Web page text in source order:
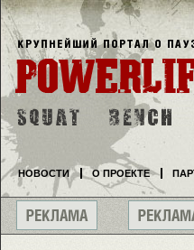
НОВОСТИ О ПРОЕКТЕ